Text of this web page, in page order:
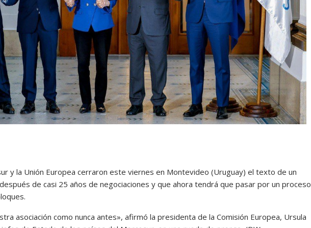
y la Unión Europea cerraron este viernes en Montevideo (Uruguay) el texto de un
de casi 25 años de negociaciones y que ahora tendrá que pasar por un proceso
asociación como nunca antes», afirmó la presidenta de la Comisión Europea, Ursula